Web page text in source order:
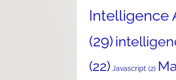
Intelligence
(29)
(22) Javascript (2)